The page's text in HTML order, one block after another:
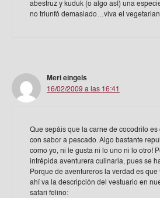
abestruz y kuduk (o algo así) una
no triunfó demasiado…viva el
Meri eingels
16/02/2009 a las 16:41
Que sepáis que la carne de cocodrilo
con sabor a pescado. Algo bastante
como yo, ni le gusta ni lo uno ni lo otro!
intrépida aventurera culinaria, pues se
Porque de aventureros la verdad es
ahí va la descripción del vestuario en
safari felino: